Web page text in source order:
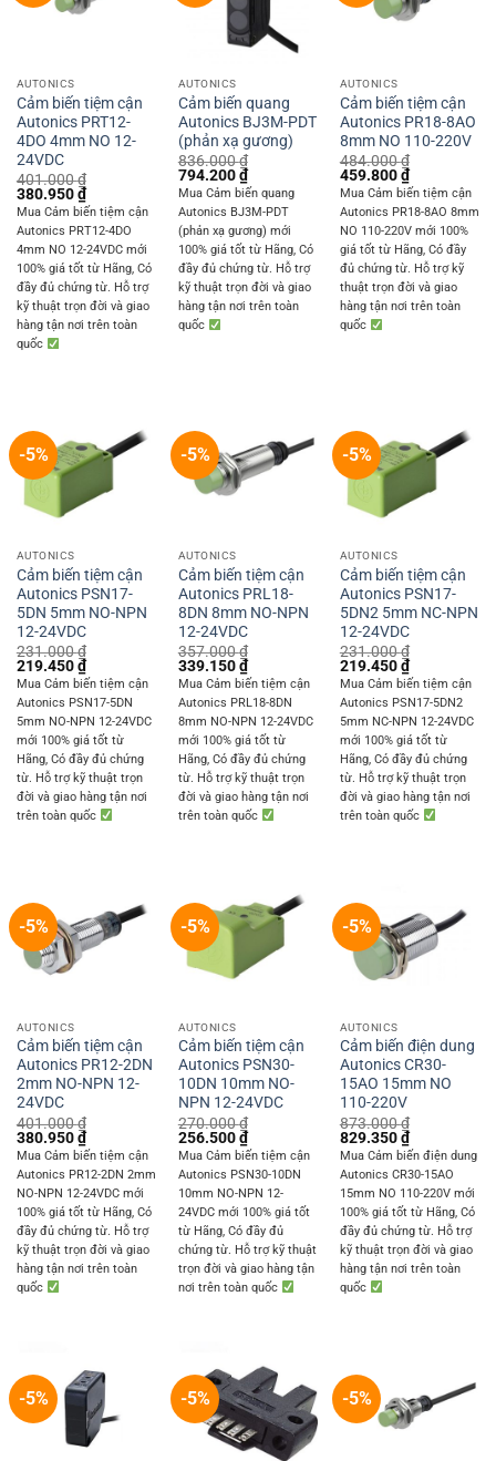
AUTONICS
Cảm biến tiệm cận
Autonics PRT12-
4DO 4mm NO 12-
24VDC
401.000₫
Original
price
was:
401.000 ₫.
380.950₫Current
price
is:
380.950 ₫.
Mua Cảm biến tiệm cận
Autonics PRT12-4DO
4mm NO 12-24VDC mới
100% giá tốt từ Hãng, Có
đầy đủ chứng từ. Hỗ trợ
kỹ thuật trọn đời và giao
hàng tận nơi trên toàn
quốc
AUTONICS
Cảm biến quang
Autonics BJ3M-PDT
(phản xạ gương)
836.000₫
Original
price
was:
836.000 ₫.
794.200₫Current
price
is:
794.200 ₫.
Mua Cảm biến quang
Autonics BJ3M-PDT
(phản xạ gương) mới
100% giá tốt từ Hãng, Có
đầy đủ chứng từ. Hỗ trợ
kỹ thuật trọn đời và giao
hàng tận nơi trên toàn
quốc
AUTONICS
Cảm biến tiệm cận
Autonics PR18-8AO
8mm NO 110-220V
484.000₫
Original
price
was:
484.000 ₫.
459.800₫Current
price
is:
459.800 ₫.
Mua Cảm biến tiệm cận
Autonics PR18-8AO 8mm
NO 110-220V mới 100%
giá tốt từ Hãng, Có đầy
đủ chứng từ. Hỗ trợ kỹ
thuật trọn đời và giao
hàng tận nơi trên toàn
quốc
-5%
AUTONICS
Cảm biến tiệm cận
Autonics PSN17-
5DN 5mm NO-NPN
12-24VDC
231.000₫
Original
price
was:
231.000 ₫.
219.450₫Current
price
is:
219.450 ₫.
Mua Cảm biến tiệm cận
Autonics PSN17-5DN
5mm NO-NPN 12-24VDC
mới 100% giá tốt từ
Hãng, Có đầy đủ chứng
từ. Hỗ trợ kỹ thuật trọn
đời và giao hàng tận nơi
trên toàn quốc
-5%
AUTONICS
Cảm biến tiệm cận
Autonics PRL18-
8DN 8mm NO-NPN
12-24VDC
357.000₫
Original
price
was:
357.000 ₫.
339.150₫Current
price
is:
339.150 ₫.
Mua Cảm biến tiệm cận
Autonics PRL18-8DN
8mm NO-NPN 12-24VDC
mới 100% giá tốt từ
Hãng, Có đầy đủ chứng
từ. Hỗ trợ kỹ thuật trọn
đời và giao hàng tận nơi
trên toàn quốc
-5%
AUTONICS
Cảm biến tiệm cận
Autonics PSN17-
5DN2 5mm NC-NPN
12-24VDC
231.000₫
Original
price
was:
231.000 ₫.
219.450₫Current
price
is:
219.450 ₫.
Mua Cảm biến tiệm cận
Autonics PSN17-5DN2
5mm NC-NPN 12-24VDC
mới 100% giá tốt từ
Hãng, Có đầy đủ chứng
từ. Hỗ trợ kỹ thuật trọn
đời và giao hàng tận nơi
trên toàn quốc
-5%
AUTONICS
Cảm biến tiệm cận
Autonics PR12-2DN
2mm NO-NPN 12-
24VDC
401.000₫
Original
price
was:
401.000 ₫.
380.950₫Current
price
is:
380.950 ₫.
Mua Cảm biến tiệm cận
Autonics PR12-2DN 2mm
NO-NPN 12-24VDC mới
100% giá tốt từ Hãng, Có
đầy đủ chứng từ. Hỗ trợ
kỹ thuật trọn đời và giao
hàng tận nơi trên toàn
quốc
-5%
AUTONICS
Cảm biến tiệm cận
Autonics PSN30-
10DN 10mm NO-
NPN 12-24VDC
270.000₫
Original
price
was:
270.000 ₫.
256.500₫Current
price
is:
256.500 ₫.
Mua Cảm biến tiệm cận
Autonics PSN30-10DN
10mm NO-NPN 12-
24VDC mới 100% giá tốt
từ Hãng, Có đầy đủ
chứng từ. Hỗ trợ kỹ thuật
trọn đời và giao hàng tận
nơi trên toàn quốc
-5%
AUTONICS
Cảm biến điện dung
Autonics CR30-
15AO 15mm NO
110-220V
873.000₫
Original
price
was:
873.000 ₫.
829.350₫Current
price
is:
829.350 ₫.
Mua Cảm biến điện dung
Autonics CR30-15AO
15mm NO 110-220V mới
100% giá tốt từ Hãng, Có
đầy đủ chứng từ. Hỗ trợ
kỹ thuật trọn đời và giao
hàng tận nơi trên toàn
quốc
-5% -5% -5%